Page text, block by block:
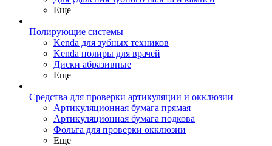
Еще
Полирующие системы
Kenda для зубных техников
Kenda полиры для врачей
Диски абразивные
Еще
Средства для проверки артикуляции и окклюзии
Артикуляционная бумага прямая
Артикуляционная бумага подкова
Фольга для проверки окклюзии
Еще